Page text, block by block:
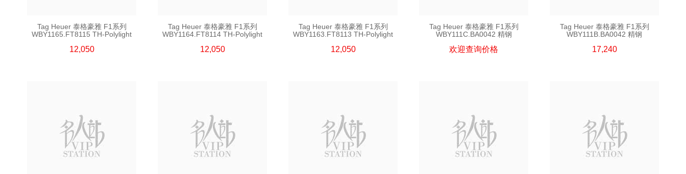
Tag Heuer 泰格豪雅 F1系列
WBY1165.FT8115 TH-Polylight
12,050
Tag Heuer 泰格豪雅 F1系列
WBY1164.FT8114 TH-Polylight
12,050
Tag Heuer 泰格豪雅 F1系列
WBY1163.FT8113 TH-Polylight
12,050
Tag Heuer 泰格豪雅 F1系列
WBY111C.BA0042 精钢
欢迎查询价格
Tag Heuer 泰格豪雅 F1系列
WBY111B.BA0042 精钢
17,240